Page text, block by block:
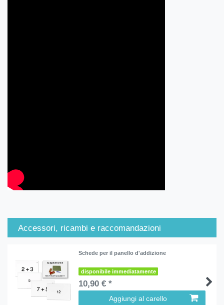
Accessori, ricambi e raccomandazioni
Schede per il panello d'addizione
disponibile immediatamente
10,90 € *
Aggiungi al carello